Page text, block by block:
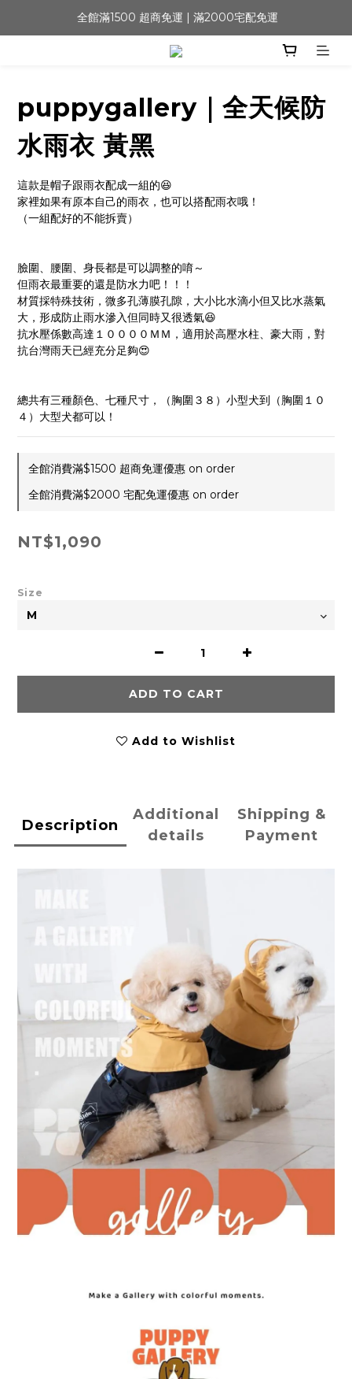
全館滿1500 超商免運 | 滿2000宅配免運
puppygallery｜全天候防
水雨衣 黃黑
這款是帽子跟雨衣配成一組的😆
家裡如果有原本自己的雨衣，也可以搭配雨衣哦！
（一組配好的不能拆賣）
臉圍、腰圍、身長都是可以調整的唷～
但雨衣最重要的還是防水力吧！！！
材質採特殊技術，微多孔薄膜孔隙，大小比水滴小但又比水蒸氣
大，形成防止雨水滲入但同時又很透氣😆
抗水壓係數高達１００００ＭＭ，適用於高壓水柱、豪大雨，對
抗台灣雨天已經充分足夠😍
總共有三種顏色、七種尺寸，（胸圍３８）小型犬到（胸圍１０
４）大型犬都可以！
全館消費滿$1500 超商免運優惠 on order
全館消費滿$2000 宅配免運優惠 on order
NT$1,090
Size
ADD TO CART
Add to Wishlist
Description
Additional
details
Shipping &
Payment